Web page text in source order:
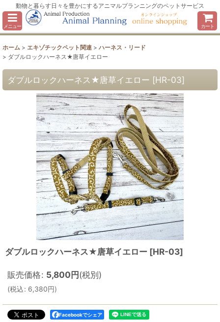
動物と暮らす日々を豊かにするアニマルプランニングのペットサービス
メニュー カート
ホーム > エキゾチックペット関連 > ハーネス・リード
> ダブルロックハーネス★唐草イエロー
ダブルロックハーネス★唐草イエロー [HR-03]
ダブルロックハーネス★唐草イエロー [HR-03]
販売価格: 5,800円(税別)
(税込: 6,380円)
Facebookでシェア